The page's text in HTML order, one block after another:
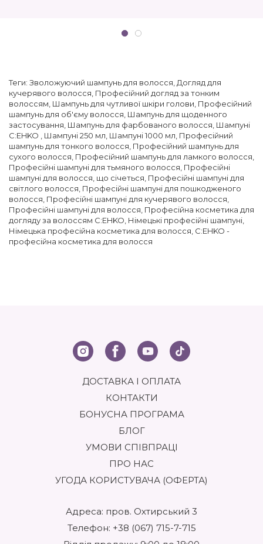
Теги: Зволожуючий шампунь для волосся,Догляд для
кучерявого волосся, Професійний догляд за тонким
волоссям, Шампунь для чутливої ​​шкіри голови, Професійний
шампунь для об'єму волосся, Шампунь для щоденного
застосування, Шампунь для фарбованого волосся, Шампуні
C:EHKO , Шампуні 250 мл, Шампуні 1000 мл, Професійний
шампунь для тонкого волосся, Професійний шампунь для
сухого волосся, Професійний шампунь для ламкого волосся,
Професійні шампуні для тьмяного волосся, Професійні
шампуні для волосся, що січеться, Професійні шампуні для
світлого волосся, Професійні шампуні для пошкодженого
волосся, Професійні шампуні для кучерявого волосся,
Професійні шампуні для волосся, Професійна косметика для
догляду за волоссям C:EHKO, Німецькі професійні шампуні,
Німецька професійна косметика для волосся, C:EHKO -
професійна косметика для волосся
ДОСТАВКА І ОПЛАТА
КОНТАКТИ
БОНУСНА ПРОГРАМА
БЛОГ
УМОВИ СПІВПРАЦІ
ПРО НАС
УГОДА КОРИСТУВАЧА (ОФЕРТА)
Адреса: пров. Охтирський 3
Телефон: +38 (067) 715-7-715